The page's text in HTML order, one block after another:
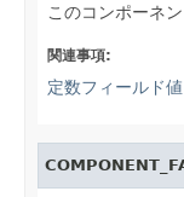
このコンポーネ
関連事項:
定数フィールド値